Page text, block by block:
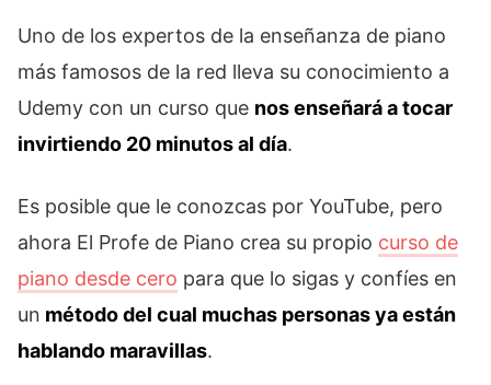
Uno de los expertos de la enseñanza de piano
más famosos de la red lleva su conocimiento a
Udemy con un curso que nos enseñará a tocar
invirtiendo 20 minutos al día.
Es posible que le conozcas por YouTube, pero
ahora El Profe de Piano crea su propio curso de
piano desde cero para que lo sigas y confíes en
un método del cual muchas personas ya están
hablando maravillas.